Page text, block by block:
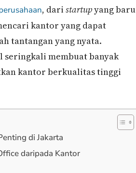
, dari startupyang baru
kantor yang dapat
tantangan yang nyata.
seringkali membuat banyak
kantor berkualitas tinggi
di Jakarta
daripada Kantor